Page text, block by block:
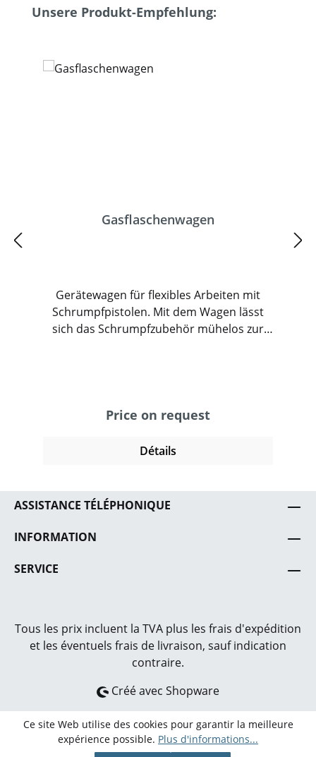
Ignorer la galerie de produits
Unsere Produkt-Empfehlung:
Gasflaschenwagen
Gerätewagen für flexibles Arbeiten mit
Schrumpfpistolen. Mit dem Wagen lässt
sich das Schrumpfzubehör mühelos zur
befindet sich eine Halterung für die
sicher befestigt. Dieses durchdachte
Beschädigungen und Verschleiß.
Price on request
Détails
ASSISTANCE TÉLÉPHONIQUE
INFORMATION
SERVICE
Tous les prix incluent la TVA plus les frais d'expédition
et les éventuels frais de livraison, sauf indication
contraire.
Créé avec Shopware
Ce site Web utilise des cookies pour garantir la meilleure
expérience possible. Plus d'informations...